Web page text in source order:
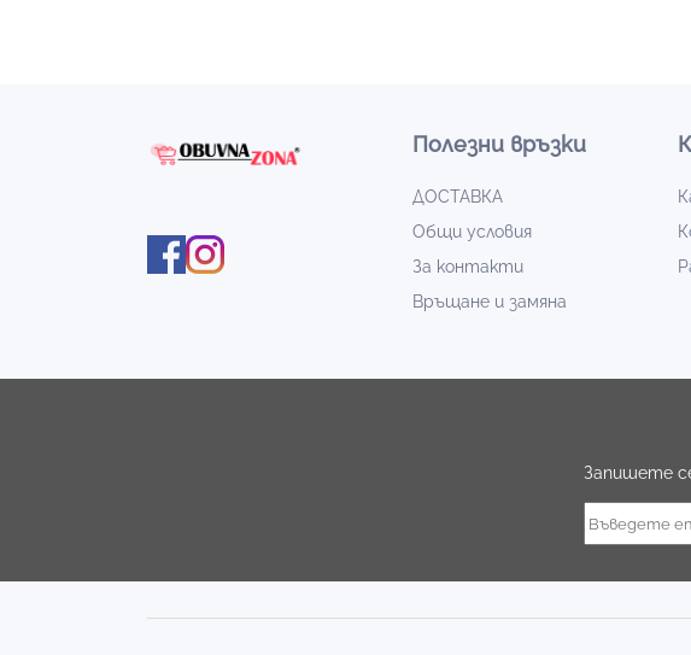
Полезни връзки
ДОСТАВКА
Общи условия
За контакти
Връщане и замяна
Запишете